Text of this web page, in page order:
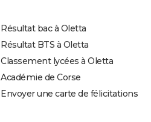
Résultat bac à Oletta
Résultat BTS à Oletta
Classement lycées à Oletta
Académie de Corse
Envoyer une carte de félicitations